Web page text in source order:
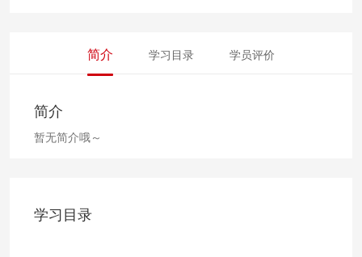
简介 学习目录 学员评价
简介
暂无简介哦～
学习目录